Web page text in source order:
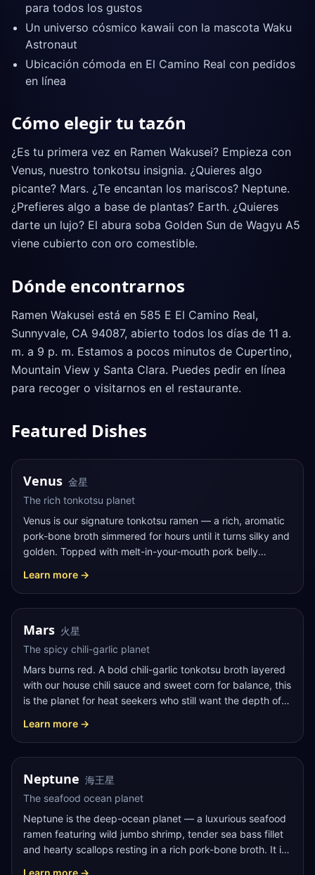
para todos los gustos
Un universo cósmico kawaii con la mascota Waku
Astronaut
Ubicación cómoda en El Camino Real con pedidos
en línea
Cómo elegir tu tazón
¿Es tu primera vez en Ramen Wakusei? Empieza con
Venus, nuestro tonkotsu insignia. ¿Quieres algo
picante? Mars. ¿Te encantan los mariscos? Neptune.
¿Prefieres algo a base de plantas? Earth. ¿Quieres
darte un lujo? El abura soba Golden Sun de Wagyu A5
viene cubierto con oro comestible.
Dónde encontrarnos
Ramen Wakusei está en 585 E El Camino Real,
Sunnyvale, CA 94087, abierto todos los días de 11 a.
m. a 9 p. m. Estamos a pocos minutos de Cupertino,
Mountain View y Santa Clara. Puedes pedir en línea
para recoger o visitarnos en el restaurante.
Featured Dishes
Venus 金星
The rich tonkotsu planet
Venus is our signature tonkotsu ramen — a rich, aromatic
pork-bone broth simmered for hours until it turns silky and
golden. Topped with melt-in-your-mouth pork belly
the warm, glowing heart of the Ramen Wakusei galaxy.
Learn more →
Mars 火星
The spicy chili-garlic planet
Mars burns red. A bold chili-garlic tonkotsu broth layered
with our house chili sauce and sweet corn for balance, this
is the planet for heat seekers who still want the depth of a
Learn more →
Neptune 海王星
The seafood ocean planet
Neptune is the deep-ocean planet — a luxurious seafood
ramen featuring wild jumbo shrimp, tender sea bass fillet
and hearty scallops resting in a rich pork-bone broth. It is
Learn more →